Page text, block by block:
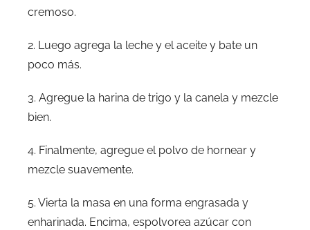
cremoso.
2. Luego agrega la leche y el aceite y bate un
poco más.
3. Agregue la harina de trigo y la canela y mezcle
bien.
4. Finalmente, agregue el polvo de hornear y
mezcle suavemente.
5. Vierta la masa en una forma engrasada y
enharinada. Encima, espolvorea azúcar con